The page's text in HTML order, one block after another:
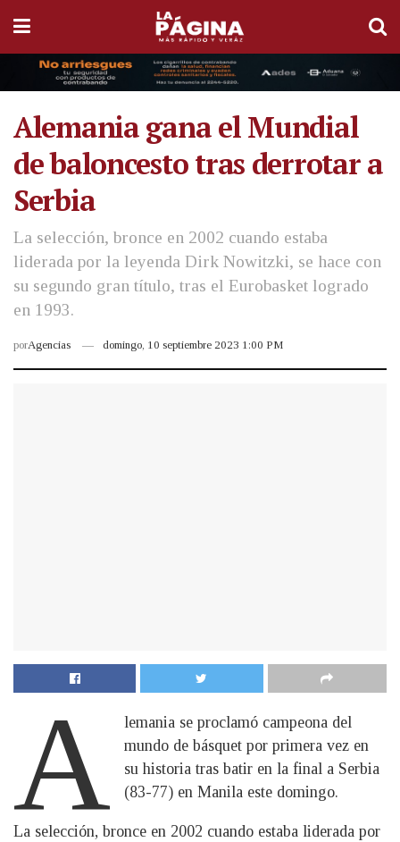
Alemania gana el Mundial
de baloncesto tras derrotar a
Serbia
La selección, bronce en 2002 cuando estaba
liderada por la leyenda Dirk Nowitzki, se hace con
su segundo gran título, tras el Eurobasket logrado
en 1993.
porAgencias domingo, 10 septiembre 2023 1:00 PM
A
lemania se proclamó campeona del
mundo de básquet por primera vez en
su historia tras batir en la final a Serbia
(83-77) en Manila este domingo.
La selección, bronce en 2002 cuando estaba liderada por